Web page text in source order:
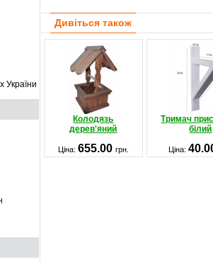
України
Дивіться також
Колодязь
дерев'яний
Тримач
білий
Ціна: 655.00 грн. Ціна: